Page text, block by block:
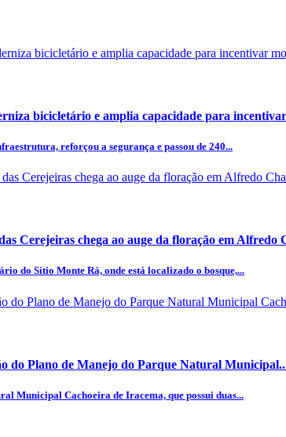
bicicletário e amplia capacidade para
reforçou a segurança e passou de 240...
Cerejeiras chega ao auge da floração em Alfredo
do Sítio Monte Rá, onde está localizado o bosque,...
do Plano de Manejo do Parque Natural
Municipal Cachoeira de Iracema, que possui duas...